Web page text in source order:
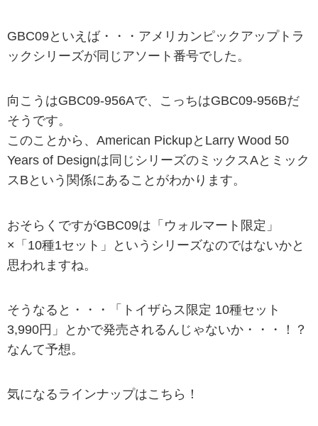
GBC09といえば・・・アメリカンピックアップトラ
ックシリーズが同じアソート番号でした。
向こうはGBC09-956Aで、こっちはGBC09-956Bだ
そうです。
このことから、American PickupとLarry Wood 50
Years of Designは同じシリーズのミックスAとミック
スBという関係にあることがわかります。
おそらくですがGBC09は「ウォルマート限定」
×「10種1セット」というシリーズなのではないかと
思われますね。
そうなると・・・「トイザらス限定 10種セット
3,990円」とかで発売されるんじゃないか・・・！？
なんて予想。
気になるラインナップはこちら！